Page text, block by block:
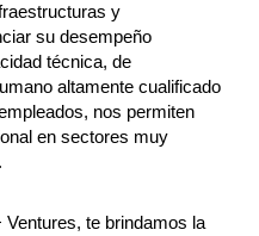
y
su desempeño
técnica, de
altamente cualificado
nos permiten
en sectores muy
te brindamos la